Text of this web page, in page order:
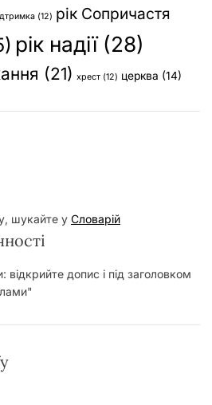
(12) рік Сопричастя
рік надії(28)
(21) хрест (12) церква (14)
шукайте у Словарій
допис і під заголовком